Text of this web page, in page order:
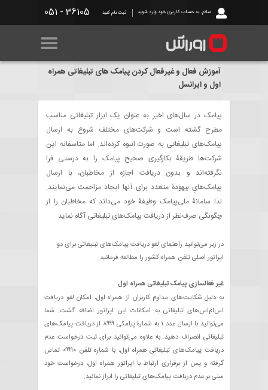
36105 - 051 سلام، به حساب کاربری خود وارد شوید ثبت نام کنید
صفحه نخست
محصولات
خطوط پیامکی
مرکز دانلود
پشتیبانی
نمایندگی ها
تماس با ما
دانلود نسخه آزمایشی
آموزش فعال و غیرفعال کردن پیامک های تبلیغاتی همراه
اول و ایرانسل
پیامک در سال‌های اخیر به عنوان یک ابزار تبلیغاتی مناسب
مطرح گشته است و شرکت‌های مختلف شروع به ارسال
پیامک‌های تبلیغاتی به صورت انبوه کرده‌اند. اما متاسفانه این
شرکت‌ها طریقۀ بکارگیری صحیح پیامک را به درستی فرا
نگرفته‌اند و بدون دریافت اجازه از مخاطبان، با ارسال
پیامک‌هایِ بیهودۀ متعدد برای آنها ایجاد مزاحمت می‌نمایند.
لذا سامانۀ ملی‌پیامک وظیفۀ خود می‌داند که مخاطبان را از
چگونگی صرف‌نظر از دریافت پیامک‌های تبلیغاتی آگاه نماید.
در زیر می‌توانید راهنمای لغو دریافت پیامک‌های تبلیغاتی برای دو
اپراتور اصلی تلفن همراه کشور را مطالعه فرمائید.
غیر فعالسازی پیامک تبلیغاتی همراه اول
به دلیل شکایت‌های مداوم کاربران از همراه اول، امکان لغو دریافت
اس‌ام‌اس‌های تبلیغاتی به امکانات این اپراتور اضافه گشت. شما
می‌توانید با ارسال عدد ۱ به شمارۀ پیامکی ۸۹۹۹ از دریافت پیامک‌های
تبلیغاتی انصراف دهید. به علاوه می‌توانید برای ثبت درخواست عدم
دریافت پیامک‌های تبلیغاتی همراه اول، با شماره تلفن ۰۹۹۹۰ تماس
گرفته و پس از برقراری ارتباط با اپراتور همراه اول، درخواست خود
مبنی بر عدم دریافت پیامک‌های تبلیغاتی را ابراز نمائید.